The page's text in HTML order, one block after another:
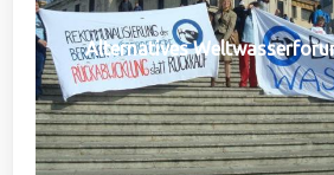
Alternatives